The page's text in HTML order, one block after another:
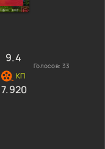
9.4
Голосов: 33
7.920